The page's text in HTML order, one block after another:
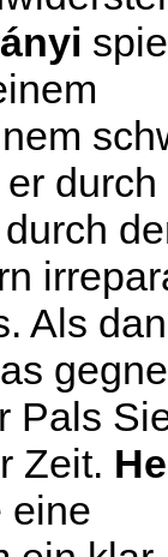
durch
Als
Pals
Zeit.
eine